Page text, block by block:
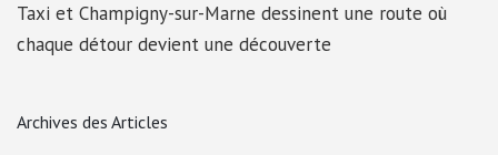
Taxi et Champigny-sur-Marne dessinent une route où
chaque détour devient une découverte
Archives des Articles